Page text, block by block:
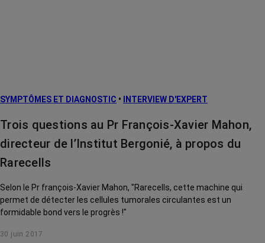
SYMPTÔMES ET DIAGNOSTIC • INTERVIEW D'EXPERT
Trois questions au Pr François-Xavier Mahon,
directeur de l’Institut Bergonié, à propos du
Rarecells
Selon le Pr françois-Xavier Mahon, "Rarecells, cette machine qui
permet de détecter les cellules tumorales circulantes est un
formidable bond vers le progrès !"
30 juin 2017